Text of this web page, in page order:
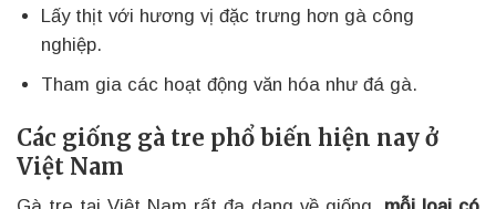
Lấy thịt với hương vị đặc trưng hơn gà công
nghiệp.
Tham gia các hoạt động văn hóa như đá gà.
Các giống gà tre phổ biến hiện nay ở
Việt Nam